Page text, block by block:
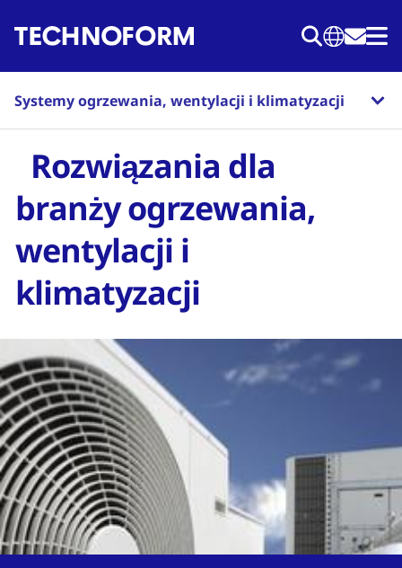
do
Systemy ogrzewania, wentylacji i klimatyzacji
Rozwiązania dla
branży ogrzewania,
wentylacji i
klimatyzacji